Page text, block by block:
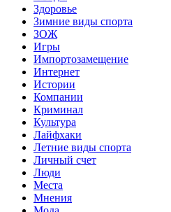
Здоровье
Зимние виды спорта
ЗОЖ
Игры
Импортозамещение
Интернет
Истории
Компании
Криминал
Культура
Лайфхаки
Летние виды спорта
Личный счет
Люди
Места
Мнения